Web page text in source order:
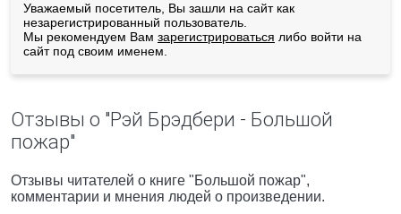
Уважаемый посетитель, Вы зашли на сайт как
незарегистрированный пользователь.
Мы рекомендуем Вам зарегистрироваться либо войти на
сайт под своим именем.
Отзывы о "Рэй Брэдбери - Большой
пожар"
Отзывы читателей о книге "Большой пожар",
комментарии и мнения людей о произведении.